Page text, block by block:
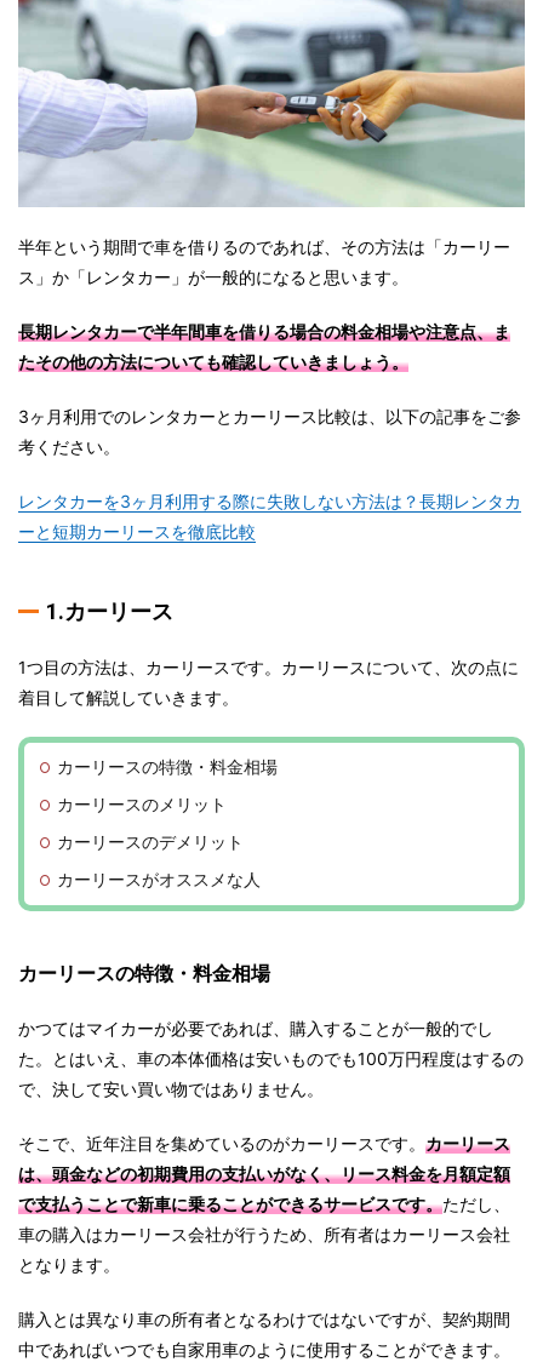
半年という期間で車を借りるのであれば、その方法は「カーリー
ス」か「レンタカー」が一般的になると思います。
長期レンタカーで半年間車を借りる場合の料金相場や注意点、ま
たその他の方法についても確認していきましょう。
3ヶ月利用でのレンタカーとカーリース比較は、以下の記事をご参
考ください。
レンタカーを3ヶ月利用する際に失敗しない方法は？長期レンタカ
ーと短期カーリースを徹底比較
1.カーリース
1つ目の方法は、カーリースです。カーリースについて、次の点に
着目して解説していきます。
カーリースの特徴・料金相場
カーリースのメリット
カーリースのデメリット
カーリースがオススメな人
カーリースの特徴・料金相場
かつてはマイカーが必要であれば、購入することが一般的でし
た。とはいえ、車の本体価格は安いものでも100万円程度はするの
で、決して安い買い物ではありません。
そこで、近年注目を集めているのがカーリースです。 カーリース
は、頭金などの初期費用の支払いがなく、リース料金を月額定額
で支払うことで新車に乗ることができるサービスです。ただし、
車の購入はカーリース会社が行うため、所有者はカーリース会社
となります。
購入とは異なり車の所有者となるわけではないですが、契約期間
中であればいつでも自家用車のように使用することができます。